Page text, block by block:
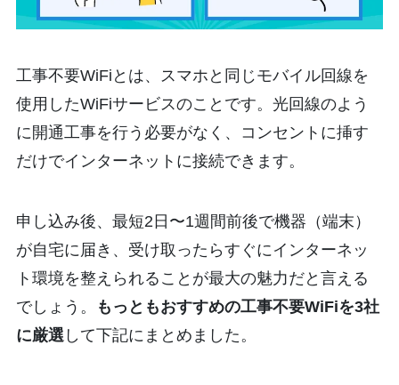
工事不要WiFiとは、スマホと同じモバイル回線を
使用したWiFiサービスのことです。光回線のよう
に開通工事を行う必要がなく、コンセントに挿す
だけでインターネットに接続できます。
申し込み後、最短2日〜1週間前後で機器（端末）
が自宅に届き、受け取ったらすぐにインターネッ
ト環境を整えられることが最大の魅力だと言える
でしょう。
もっともおすすめの工事不要WiFiを3社
に厳選 して下記にまとめました。